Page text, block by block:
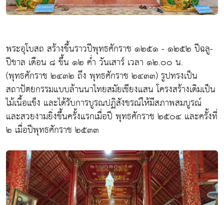
พระอุโบสถ สร้างขึ้นราวปีพุทธศักราช ๑๒๕๑ - ๑๒๕๒ ปีฉลู-
ปีขาล เดือน ๘ ขึ้น ๑๒ ค่ำ วันเสาร์ เวลา ๑๒.๐๐ น.
(พุทธศักราช ๒๔๓๒ ถึง พุทธศักราช ๒๔๓๓) รูปทรงเป็น
สถาปัตยกรรมแบบล้านนาไทยสมัยเชียงแสน โครงสร้างเดิมเป็น
ไม้เนื้อแข็ง และได้รับการบูรณปฏิสังขรณ์ให้มีสภาพสมบูรณ์
และสวยงามยิ่งขึ้นครั้งแรกเมื่อปี พุทธศักราช ๒๕๐๔ และครั้งที่
๒ เมื่อปีพุทธศักราช ๒๕๓๓